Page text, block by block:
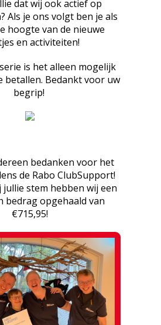
dat wij ook actief op
Als je ons volgt ben je als
hoogte van de nieuwe
en activiteiten!
is het alleen mogelijk
betallen. Bedankt voor uw
begrip!
bedanken voor het
de Rabo ClubSupport!
jullie stem hebben wij een
bedrag opgehaald van
€715,95!